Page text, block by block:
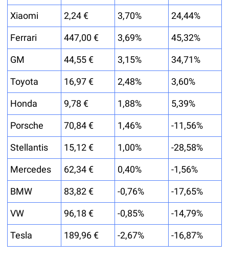
Xiaomi 2,24 € 3,70% 24,44%
Ferrari 447,00 € 3,69% 45,32%
GM 44,55 € 3,15% 34,71%
Toyota 16,97 € 2,48% 3,60%
Honda 9,78 € 1,88% 5,39%
Porsche 70,84 € 1,46% -11,56%
Stellantis 15,12 € 1,00% -28,58%
Mercedes 62,34 € 0,40% -1,56%
BMW 83,82 € -0,76% -17,65%
VW 96,18 € -0,85% -14,79%
Tesla 189,96 € -2,67% -16,87%